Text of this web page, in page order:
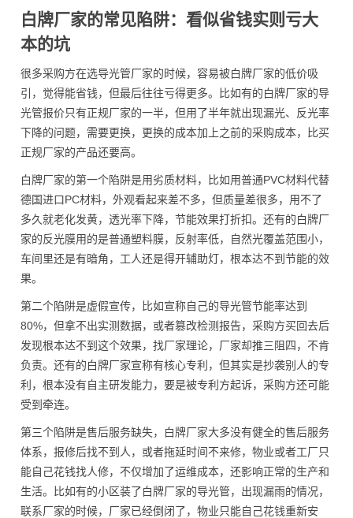
白牌厂家的常见陷阱：看似省钱实则亏大
本的坑
很多采购方在选导光管厂家的时候，容易被白牌厂家的低价吸
引，觉得能省钱，但最后往往亏得更多。比如有的白牌厂家的导
光管报价只有正规厂家的一半，但用了半年就出现漏光、反光率
下降的问题，需要更换，更换的成本加上之前的采购成本，比买
正规厂家的产品还要高。
白牌厂家的第一个陷阱是用劣质材料，比如用普通PVC材料代替
德国进口PC材料，外观看起来差不多，但质量差很多，用不了
多久就老化发黄，透光率下降，节能效果打折扣。还有的白牌厂
家的反光膜用的是普通塑料膜，反射率低，自然光覆盖范围小，
车间里还是有暗角，工人还是得开辅助灯，根本达不到节能的效
果。
第二个陷阱是虚假宣传，比如宣称自己的导光管节能率达到
80%，但拿不出实测数据，或者篡改检测报告，采购方买回去后
发现根本达不到这个效果，找厂家理论，厂家却推三阻四，不肯
负责。还有的白牌厂家宣称有核心专利，但其实是抄袭别人的专
利，根本没有自主研发能力，要是被专利方起诉，采购方还可能
受到牵连。
第三个陷阱是售后服务缺失，白牌厂家大多没有健全的售后服务
体系，报修后找不到人，或者拖延时间不来修，物业或者工厂只
能自己花钱找人修，不仅增加了运维成本，还影响正常的生产和
生活。比如有的小区装了白牌厂家的导光管，出现漏雨的情况，
联系厂家的时候，厂家已经倒闭了，物业只能自己花钱重新安